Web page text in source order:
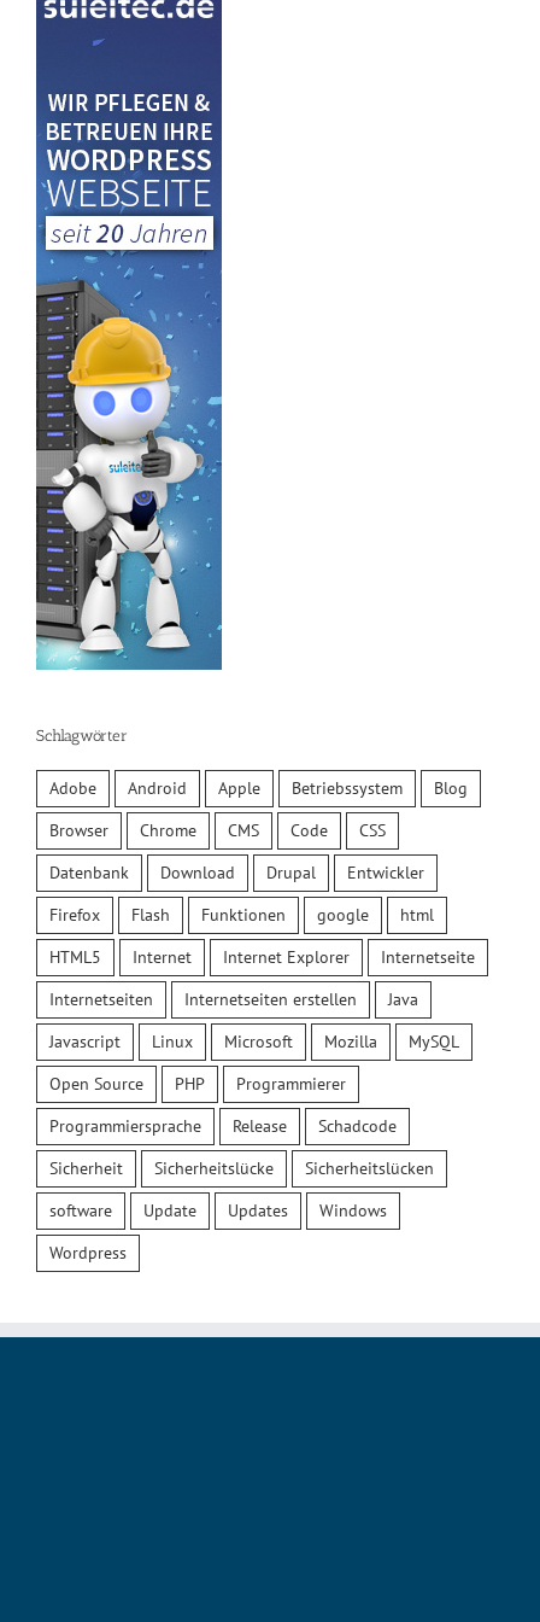
Schlagwörter
Adobe Android Apple Betriebssystem
Blog
Browser
Chrome CMS Code
CSS
Datenbank
Download Drupal
Entwickler
Firefox
Flash Funktionen google
html
HTML5
Internet Internet Explorer
Internetseite
Internetseiten
Internetseiten erstellen
Java
Javascript
Linux Microsoft Mozilla
MySQL
Open Source
PHP
Programmierer
Programmiersprache
Release
Schadcode
Sicherheit
Sicherheitslücke
Sicherheitslücken
software
Update Updates
Windows
Wordpress